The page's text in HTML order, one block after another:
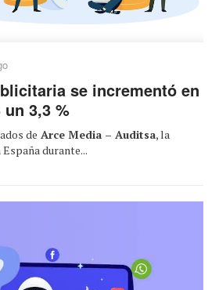
se incrementó en
un 3,3 %
de Arce Media – Auditsa, la
durante...